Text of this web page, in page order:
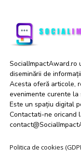
SocialImpactAward.ro
diseminării de
Acesta oferă articole,
evenimente curente
Este un spațiu digital
Contactati-ne oricand
Politica de cookies